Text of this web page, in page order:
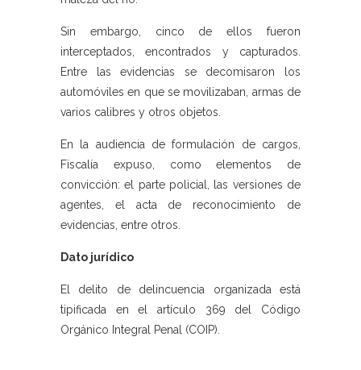
Sin embargo, cinco de ellos fueron
interceptados, encontrados y capturados.
Entre las evidencias se decomisaron los
automóviles en que se movilizaban, armas de
varios calibres y otros objetos.
En la audiencia de formulación de cargos,
Fiscalía expuso, como elementos de
convicción: el parte policial, las versiones de
agentes, el acta de reconocimiento de
evidencias, entre otros.
Dato jurídico
El delito de delincuencia organizada está
tipificada en el artículo 369 del Código
Orgánico Integral Penal (COIP).